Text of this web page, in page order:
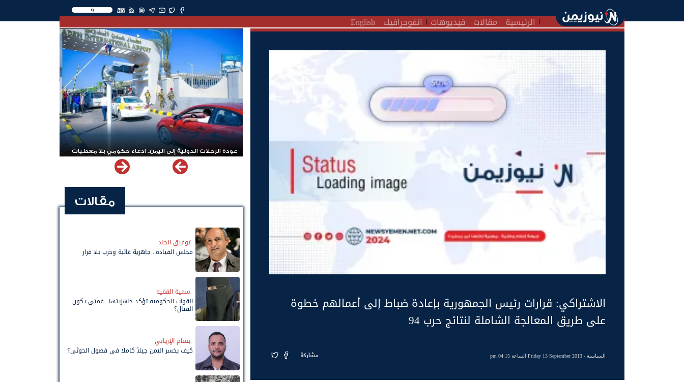
EN
الرئيسية مقالات فيديوهات انفوجرافيك English
الاشتراكي: قرارات رئيس الجمهورية بإعادة ضباط إلى أعمالهم خطوة
على طريق المعالجة الشاملة لنتائج حرب 94
السياسية- Friday 13 September 2013 الساعة 04:15 pm مشاركة
عودة الرحلات الدولية إلى اليمن.. ادعاء حكومي بلا معطيات
مقالات
توفيق الجند
مجلس القيادة.. جاهزية غائبة وحرب بلا قرار
سمية الفقيه
القوات الحكومية تؤكد جاهزيتها.. فمتى يكون
القتال؟
بسام الإرياني
كيف يخسر اليمن جيلاً كاملًا في فصول الحوثي؟